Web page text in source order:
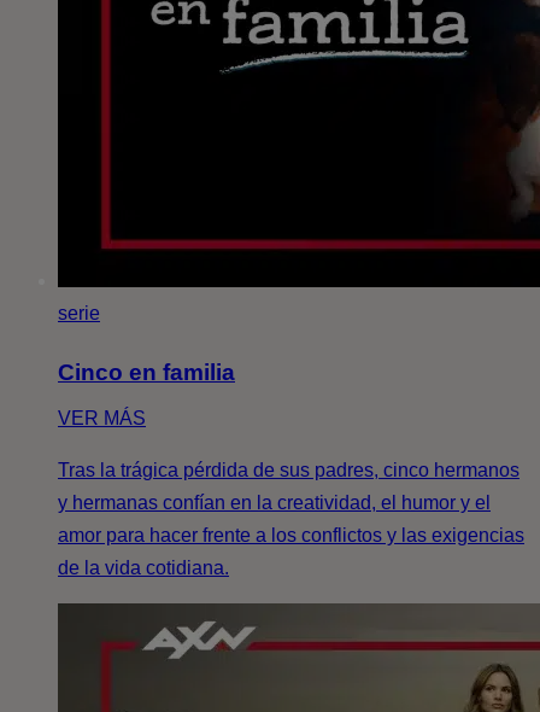
serie
Cinco en familia
VER MÁS
Tras la trágica pérdida de sus padres, cinco hermanos
y hermanas confían en la creatividad, el humor y el
amor para hacer frente a los conflictos y las exigencias
de la vida cotidiana.